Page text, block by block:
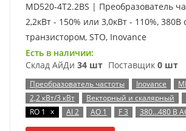
MD520-4T2.2BS | Преобразователь
2,2кВт - 150% или 3,0кВт - 110%,
транзистором, STO, Inovance
Есть в наличии:
Склад АйДи 34 шт Поставщик 0 шт
Преобразователь частоты Inovance
2,2 кВт/3 кВт
Векторный и скалярный
RO 1 x AI 2 AO 1 F 3 380…480 В